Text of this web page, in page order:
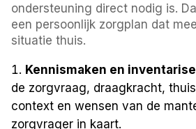
ondersteuning direct nodig is.
een persoonlijk zorgplan dat
situatie thuis.
Kennismaken en
de zorgvraag, draagkracht,
context en wensen van de
zorgvrager in kaart.